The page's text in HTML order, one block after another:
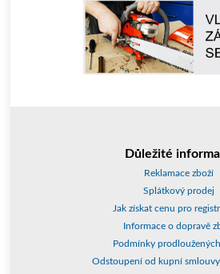
Důležité
Reklamace zboží
Splátkový prodej
Jak získat cenu pro
Informace o dopravě
Podmínky
Odstoupení od kupní